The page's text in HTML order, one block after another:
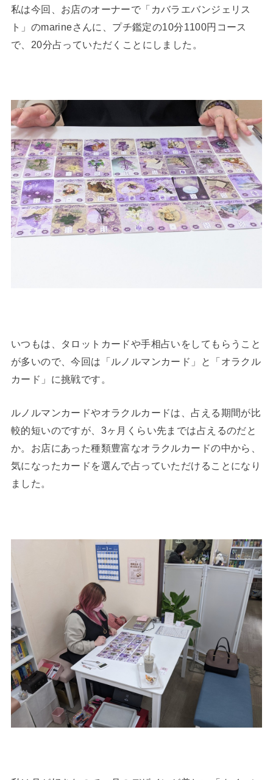
私は今回、お店のオーナーで「カバラエバンジェリス
ト」のmarineさんに、プチ鑑定の10分1100円コース
で、20分占っていただくことにしました。
いつもは、タロットカードや手相占いをしてもらうこと
が多いので、今回は「ルノルマンカード」と「オラクル
カード」に挑戦です。
ルノルマンカードやオラクルカードは、占える期間が比
較的短いのですが、3ヶ月くらい先までは占えるのだと
か。お店にあった種類豊富なオラクルカードの中から、
気になったカードを選んで占っていただけることになり
ました。